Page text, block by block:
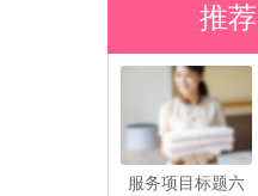
推
服务项目标题六